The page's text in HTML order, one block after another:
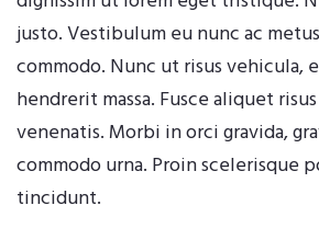
justo. Vestibulum eu nunc ac
commodo. Nunc ut risus vehicula,
hendrerit massa. Fusce aliquet
venenatis. Morbi in orci gravida,
commodo urna. Proin scelerisque
tincidunt.